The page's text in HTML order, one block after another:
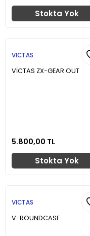
Stokta Yok
VICTAS
VİCTAS ZX-GEAR OUT
5.800,00 TL
Stokta Yok
VICTAS
V-ROUNDCASE